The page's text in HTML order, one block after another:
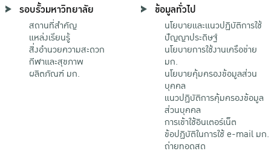
รอบรั้วมหาวิทยาลัย
สถานที่สำคัญ
แหล่งเรียนรู้
สิ่งอำนวยความสะดวก
กีฬาและสุขภาพ
ผลิตภัณฑ์ มก.
ข้อมูลทั่วไป
นโยบายและแนวปฏิบัติการใช้
ปัญญาประดิษฐ์
นโยบายการใช้งานเครือข่าย
มก.
นโยบายคุ้มครองข้อมูลส่วน
บุคคล
แนวปฏิบัติการคุ้มครองข้อมูล
ส่วนบุคคล
การเข้าใช้อินเตอร์เน็ต
ข้อปฏิบัติในการใช้ e-mail มก.
ถ่ายทอดสด